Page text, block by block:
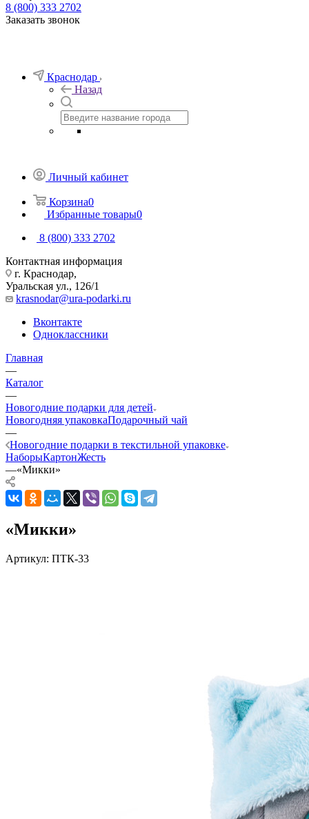
8 (800) 333 2702
Заказать звонок
Краснодар
Назад
Личный кабинет
Корзина0
Избранные товары0
8 (800) 333 2702
Контактная информация
г. Краснодар,
Уральская ул., 126/1
krasnodar@ura-podarki.ru
Вконтакте
Одноклассники
Главная
—
Каталог
—
Новогодние подарки для детей
Новогодняя упаковкаПодарочный чай
—
Новогодние подарки в текстильной упаковке
НаборыКартонЖесть
—«Микки»
«Микки»
Артикул: ПТК-33